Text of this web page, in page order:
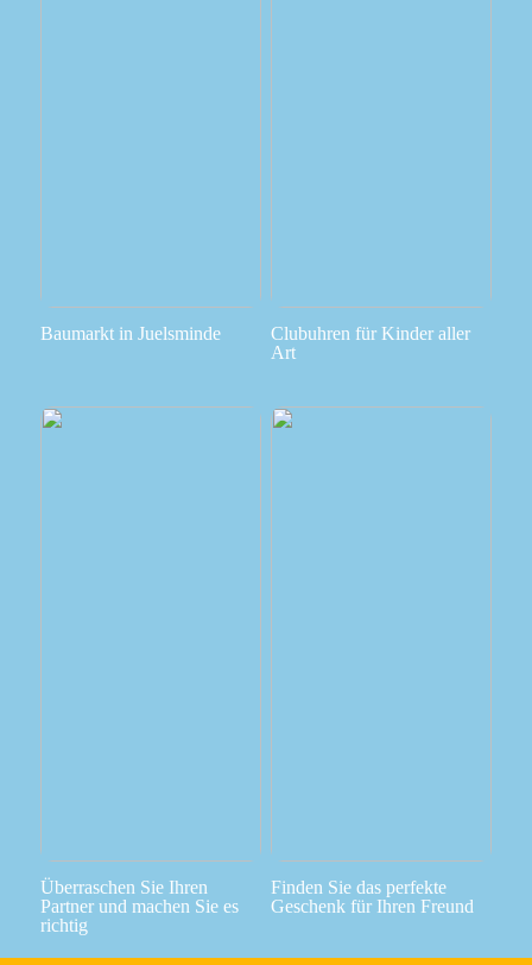
Baumarkt in Juelsminde
Clubuhren für Kinder aller
Art
Überraschen Sie Ihren
Partner und machen Sie es
richtig
Finden Sie das perfekte
Geschenk für Ihren Freund